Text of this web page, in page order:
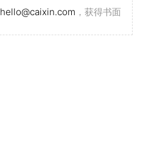
hello@caixin.com ，获得书面